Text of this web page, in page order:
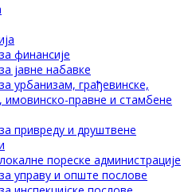
финансије
јавне набавке
урбанизам, грађевинске,
имовинско-правне и стамбене
привреду и друштвене
пореске администрације
управу и опште послове